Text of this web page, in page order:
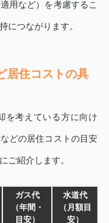
用など）を考慮するこ
につながります。
居住コストの具
を考えている方に向け
どの居住コストの目安
ご紹介します。
ガス代
（年間・
目安）
水道代
（月額目
安）